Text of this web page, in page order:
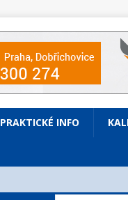
PRAKTICKÉ INFO